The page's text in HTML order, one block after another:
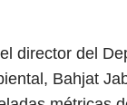
director del
Bahjat